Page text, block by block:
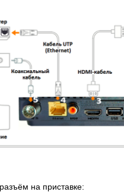
на приставке: